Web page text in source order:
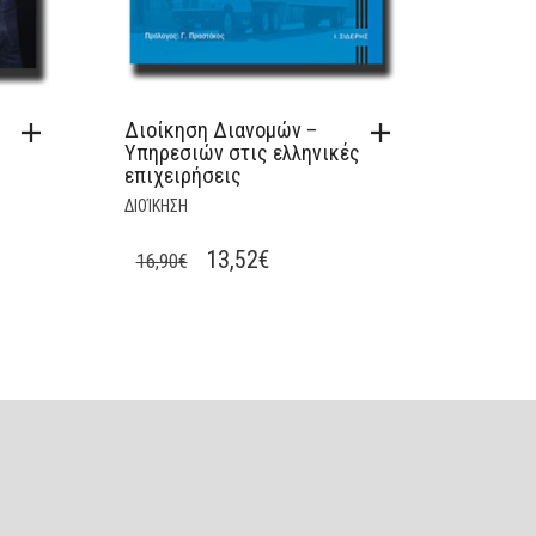
Διοίκηση Διανομών –
Υπηρεσιών στις ελληνικές
επιχειρήσεις
ΔΙΟΊΚΗΣΗ
16,90€
ORIGINAL
13,52€CURRENT